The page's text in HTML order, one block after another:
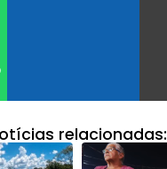
relacionadas: